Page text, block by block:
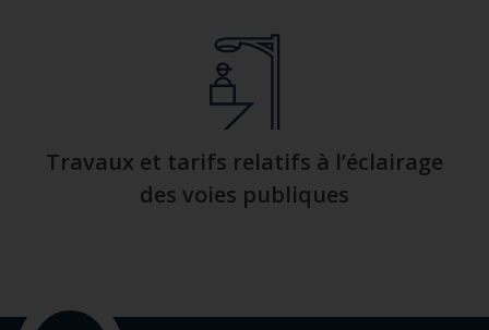
Travaux et tarifs relatifs à l’éclairage
des voies publiques